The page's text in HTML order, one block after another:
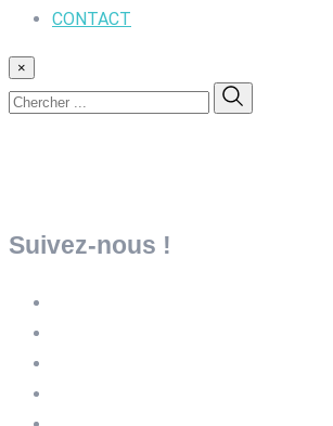
CONTACT
×
Suivez-nous !